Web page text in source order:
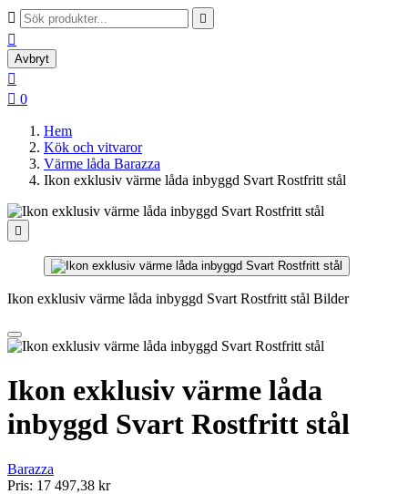
 

Avbryt

 0
Hem
Kök och vitvaror
Värme låda Barazza
Ikon exklusiv värme låda inbyggd Svart Rostfritt stål

Ikon exklusiv värme låda inbyggd Svart Rostfritt stål Bilder
Ikon exklusiv värme låda
inbyggd Svart Rostfritt stål
Barazza
Pris: 17 497,38 kr